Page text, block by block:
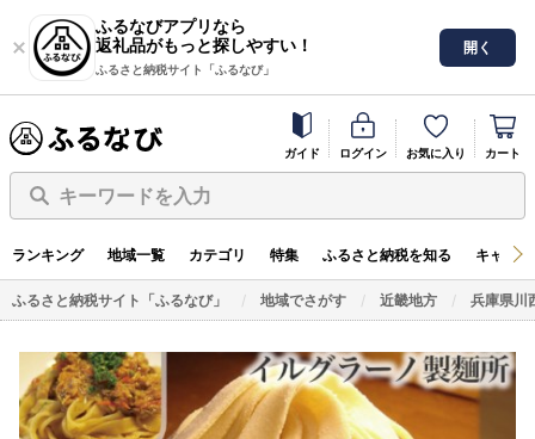
ふるなびアプリなら
返礼品がもっと探しやすい！
ふるさと納税サイト「ふるなび」
開く
ガイド ログイン お気に入り カート
キーワードを入力
ランキング 地域一覧 カテゴリ 特集 ふるさと納税を知る キャン
ふるさと納税サイト「ふるなび」 地域でさがす 近畿地方 兵庫県川